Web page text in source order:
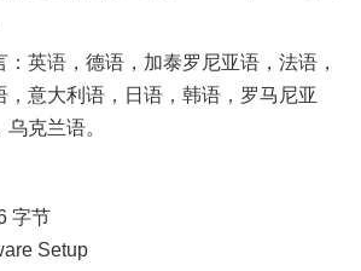
英语 ，德语，加泰罗尼亚语，法语，
，意大利语，日语，韩语，罗马尼亚
克兰语。
字节
Setup